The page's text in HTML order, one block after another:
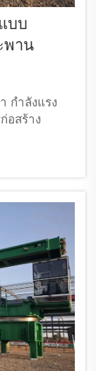
บบ
พาน
กำลังแรง
อสร้าง
สงค์จึงกลาย
การเหล่านี้
ธีการตอก